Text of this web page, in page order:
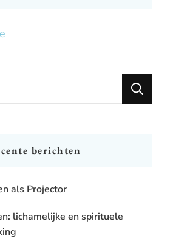
berichten
als Projector
lichamelijke en spirituele